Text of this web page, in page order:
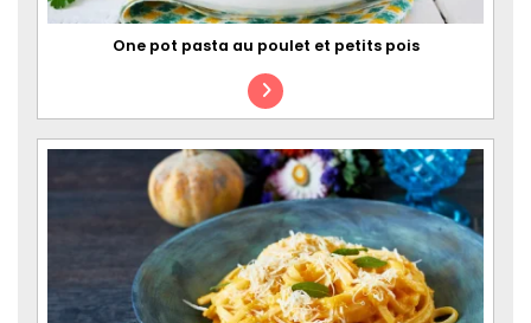
One pot pasta au poulet et petits pois